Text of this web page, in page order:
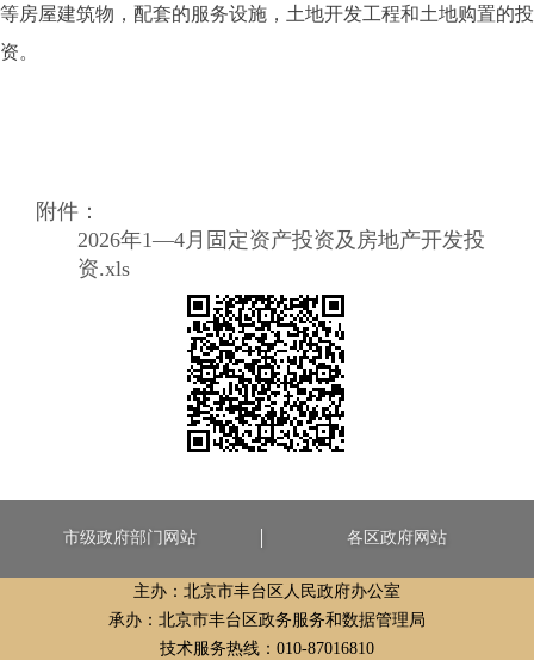
等房屋建筑物，配套的服务设施，土地开发工程和土地购置的投
资。
附件：
2026年1—4月固定资产投资及房地产开发投
资.xls
市级政府部门网站 各区政府网站
主办：北京市丰台区人民政府办公室
承办：北京市丰台区政务服务和数据管理局
技术服务热线：010-87016810